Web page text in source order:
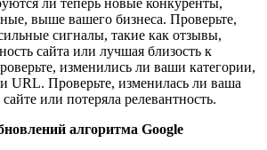
ли теперь новые конкуренты,
выше вашего бизнеса. Проверьте,
сигналы, такие как отзывы,
сайта или лучшая близость к
изменились ли ваши категории,
URL. Проверьте, изменилась ли ваша
или потеряла релевантность.
алгоритма Google